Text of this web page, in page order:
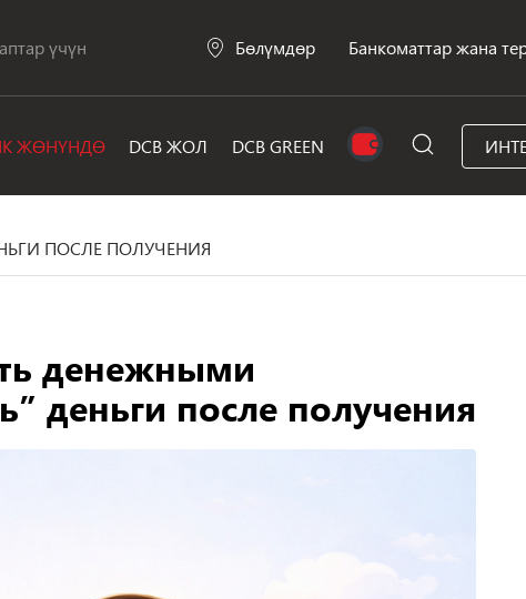
үчүн Бөлүмдөр Банкоматтар жана
ЖӨНҮНДӨ DCB ЖОЛ DCB GREEN
ПОСЛЕ ПОЛУЧЕНИЯ
денежными
деньги после получения